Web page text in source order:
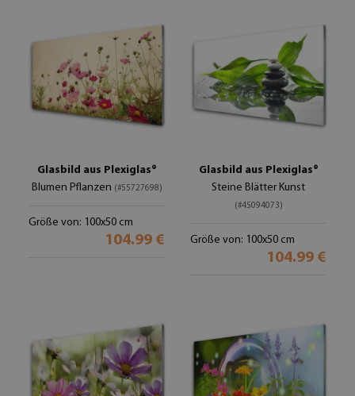
Glasbild aus Plexiglas®
Blumen Pflanzen (#55727698)
Größe von: 100x50 cm
104.99 €
Glasbild aus Plexiglas®
Steine Blätter Kunst
(#45094073)
Größe von: 100x50 cm
104.99 €